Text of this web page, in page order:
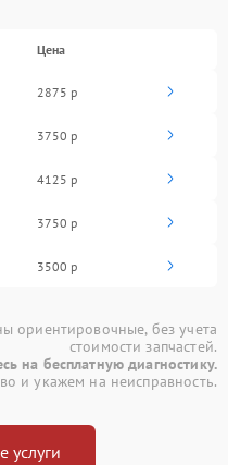
Цена
2875 р
3750 р
4125 р
3750 р
3500 р
ориентировочные, без учета
стоимости запчастей.
на бесплатную диагностику.
и укажем на неисправность.
услуги